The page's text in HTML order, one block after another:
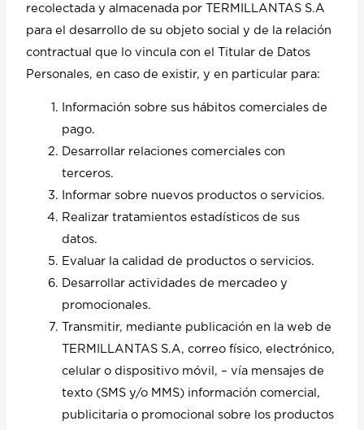
recolectada y almacenada por TERMILLANTAS S.A
para el desarrollo de su objeto social y de la relación
contractual que lo vincula con el Titular de Datos
Personales, en caso de existir, y en particular para:
Información sobre sus hábitos comerciales de
pago.
Desarrollar relaciones comerciales con
terceros.
Informar sobre nuevos productos o servicios.
Realizar tratamientos estadísticos de sus
datos.
Evaluar la calidad de productos o servicios.
Desarrollar actividades de mercadeo y
promocionales.
Transmitir, mediante publicación en la web de
TERMILLANTAS S.A, correo físico, electrónico,
celular o dispositivo móvil, – vía mensajes de
texto (SMS y/o MMS) información comercial,
publicitaria o promocional sobre los productos